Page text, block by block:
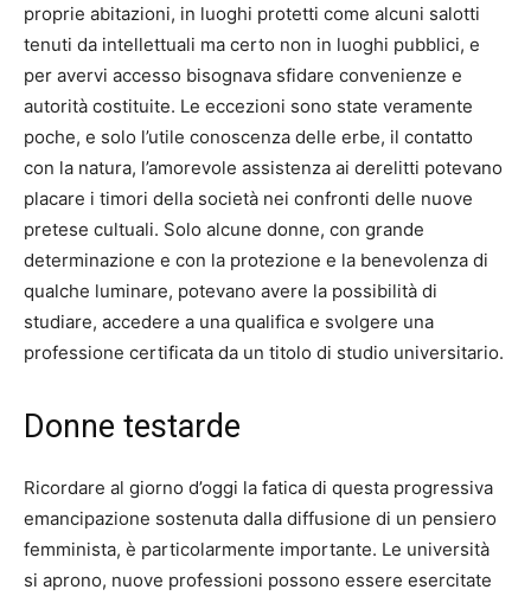
proprie abitazioni, in luoghi protetti come alcuni salotti
tenuti da intellettuali ma certo non in luoghi pubblici, e
per avervi accesso bisognava sfidare convenienze e
autorità costituite. Le eccezioni sono state veramente
poche, e solo l’utile conoscenza delle erbe, il contatto
con la natura, l’amorevole assistenza ai derelitti potevano
placare i timori della società nei confronti delle nuove
pretese cultuali. Solo alcune donne, con grande
determinazione e con la protezione e la benevolenza di
qualche luminare, potevano avere la possibilità di
studiare, accedere a una qualifica e svolgere una
professione certificata da un titolo di studio universitario.
Donne testarde
Ricordare al giorno d’oggi la fatica di questa progressiva
emancipazione sostenuta dalla diffusione di un pensiero
femminista, è particolarmente importante. Le università
si aprono, nuove professioni possono essere esercitate